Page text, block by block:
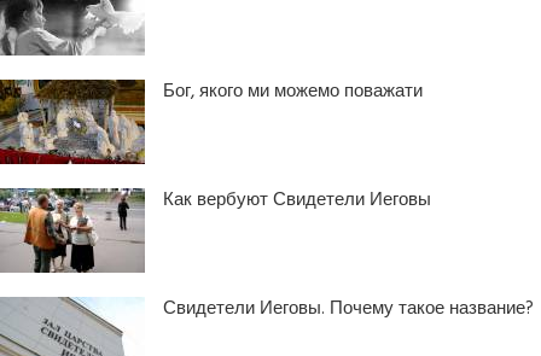
Бог, якого ми можемо поважати
Как вербуют Свидетели Иеговы
Свидетели Иеговы. Почему такое название?